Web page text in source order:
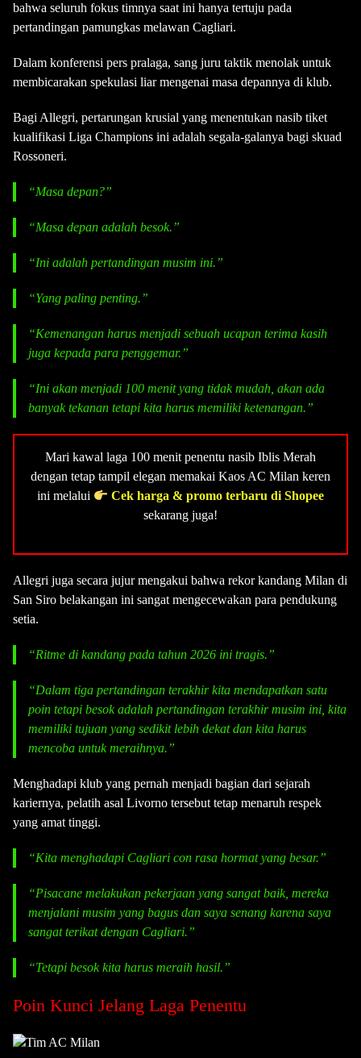
bahwa seluruh fokus timnya saat ini hanya tertuju pada
pertandingan pamungkas melawan Cagliari.
Dalam konferensi pers pralaga, sang juru taktik menolak untuk
membicarakan spekulasi liar mengenai masa depannya di klub.
Bagi Allegri, pertarungan krusial yang menentukan nasib tiket
kualifikasi Liga Champions ini adalah segala-galanya bagi skuad
Rossoneri.
“Masa depan?”
“Masa depan adalah besok.”
“Ini adalah pertandingan musim ini.”
“Yang paling penting.”
“Kemenangan harus menjadi sebuah ucapan terima kasih
juga kepada para penggemar.”
“Ini akan menjadi 100 menit yang tidak mudah, akan ada
banyak tekanan tetapi kita harus memiliki ketenangan.”
Mari kawal laga 100 menit penentu nasib Iblis Merah
dengan tetap tampil elegan memakai Kaos AC Milan keren
ini melalui
Cek harga & promo terbaru di Shopee
sekarang juga!
Allegri juga secara jujur mengakui bahwa rekor kandang Milan di
San Siro belakangan ini sangat mengecewakan para pendukung
setia.
“Ritme di kandang pada tahun 2026 ini tragis.”
“Dalam tiga pertandingan terakhir kita mendapatkan satu
poin tetapi besok adalah pertandingan terakhir musim ini, kita
memiliki tujuan yang sedikit lebih dekat dan kita harus
mencoba untuk meraihnya.”
Menghadapi klub yang pernah menjadi bagian dari sejarah
kariernya, pelatih asal Livorno tersebut tetap menaruh respek
yang amat tinggi.
“Kita menghadapi Cagliari con rasa hormat yang besar.”
“Pisacane melakukan pekerjaan yang sangat baik, mereka
menjalani musim yang bagus dan saya senang karena saya
sangat terikat dengan Cagliari.”
“Tetapi besok kita harus meraih hasil.”
Poin Kunci Jelang Laga Penentu